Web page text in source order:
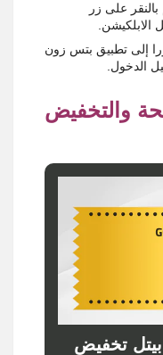
على زر
الابلكيشن.
إلى تطبيق بتس زون
الدخول.
والتخفيض
تخفيض